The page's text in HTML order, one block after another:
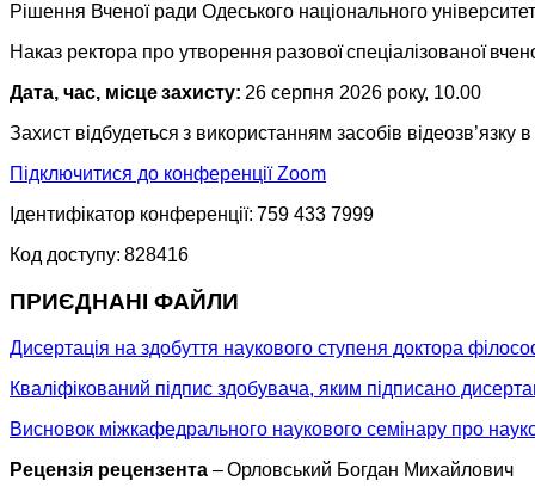
Рішення Вченої ради Одеського національного
Наказ ректора про утворення разової спеціалізованої
Дата, час, місце захисту: 26 серпня 2026 року, 10.00
Захист відбудеться з використанням засобів
Підключитися до конференції Zoom
Ідентифікатор конференції: 759 433 7999
Код доступу: 828416
ПРИЄДНАНІ ФАЙЛИ
Дисертація на здобуття наукового ступеня доктора
Кваліфікований підпис здобувача, яким підписано
Висновок міжкафедрального наукового семінару про
Рецензія рецензента – Орловський Богдан Михайлович